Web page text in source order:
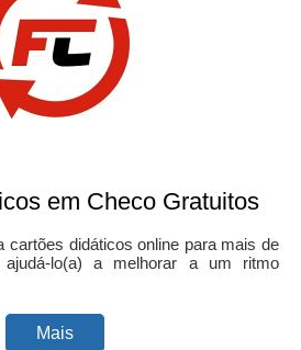
em Checo Gratuitos
cartões didáticos online para mais de
lo(a) a melhorar a um ritmo
Mais